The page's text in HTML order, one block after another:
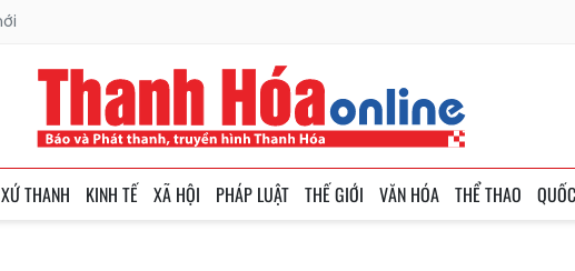
THANH KINH TẾ XÃ HỘI PHÁP LUẬT THẾ GIỚI VĂN HÓA THỂ THAO